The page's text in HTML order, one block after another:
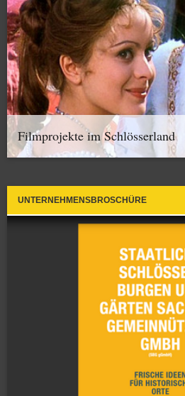
Filmprojekte im Schlösserland
UNTERNEHMENSBROSCHÜRE